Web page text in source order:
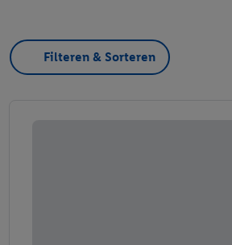
Filteren & Sorteren